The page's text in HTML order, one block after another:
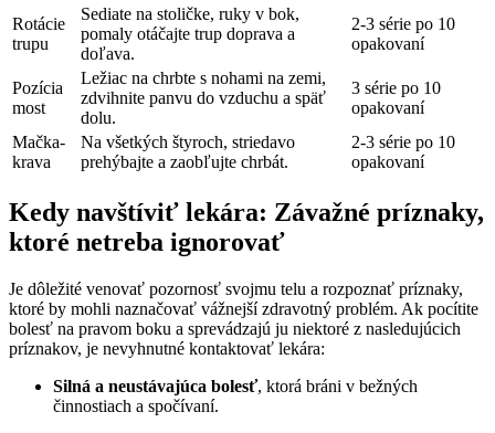
Rotácie
trupu
Sediate na stoličke, ruky v bok,
pomaly otáčajte trup doprava a
doľava.
2-3 série po 10
opakovaní
Pozícia
most
Ležiac na chrbte s nohami na zemi,
zdvihnite panvu do vzduchu a späť
dolu.
3 série po 10
opakovaní
Mačka-
krava
Na všetkých štyroch, striedavo
prehýbajte a zaobľujte chrbát.
2-3 série po 10
opakovaní
Kedy navštíviť lekára: Závažné príznaky,
ktoré netreba ignorovať
Je dôležité venovať pozornosť svojmu telu a rozpoznať príznaky,
ktoré by mohli naznačovať vážnejší zdravotný problém. Ak pocítite
bolesť na pravom boku a sprevádzajú ju niektoré z nasledujúcich
príznakov, je nevyhnutné kontaktovať lekára:
Silná a neustávajúca bolesť, ktorá bráni v bežných
činnostiach a spočívaní.